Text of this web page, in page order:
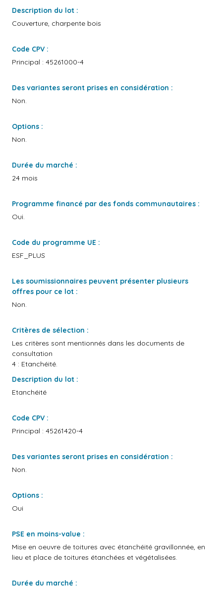
Description du lot :
Couverture, charpente bois
Code CPV :
Principal : 45261000-4
Des variantes seront prises en considération :
Non.
Options :
Non.
Durée du marché :
24 mois
Programme financé par des fonds communautaires :
Oui.
Code du programme UE :
ESF_PLUS
Les soumissionnaires peuvent présenter plusieurs
offres pour ce lot :
Non.
Critères de sélection :
Les critères sont mentionnés dans les documents de
consultation
4 : Etanchéité.
Description du lot :
Etanchéité
Code CPV :
Principal : 45261420-4
Des variantes seront prises en considération :
Non.
Options :
Oui
PSE en moins-value :
Mise en oeuvre de toitures avec étanchéité gravillonnée, en
lieu et place de toitures étanchées et végétalisées.
Durée du marché :